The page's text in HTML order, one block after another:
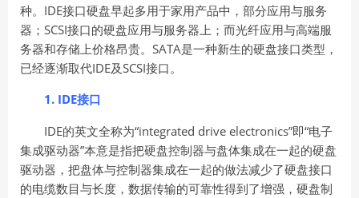
种。IDE接口硬盘早起多用于家用产品中，部分应用与服务
器；SCSI接口的硬盘应用与服务器上；而光纤应用与高端服
务器和存储上价格昂贵。SATA是一种新生的硬盘接口类型，
已经逐渐取代IDE及SCSI接口。
1. IDE接口
IDE的英文全称为“integrated drive electronics”即“电子
集成驱动器”本意是指把硬盘控制器与盘体集成在一起的硬盘
驱动器，把盘体与控制器集成在一起的做法减少了硬盘接口
的电缆数目与长度，数据传输的可靠性得到了增强，硬盘制